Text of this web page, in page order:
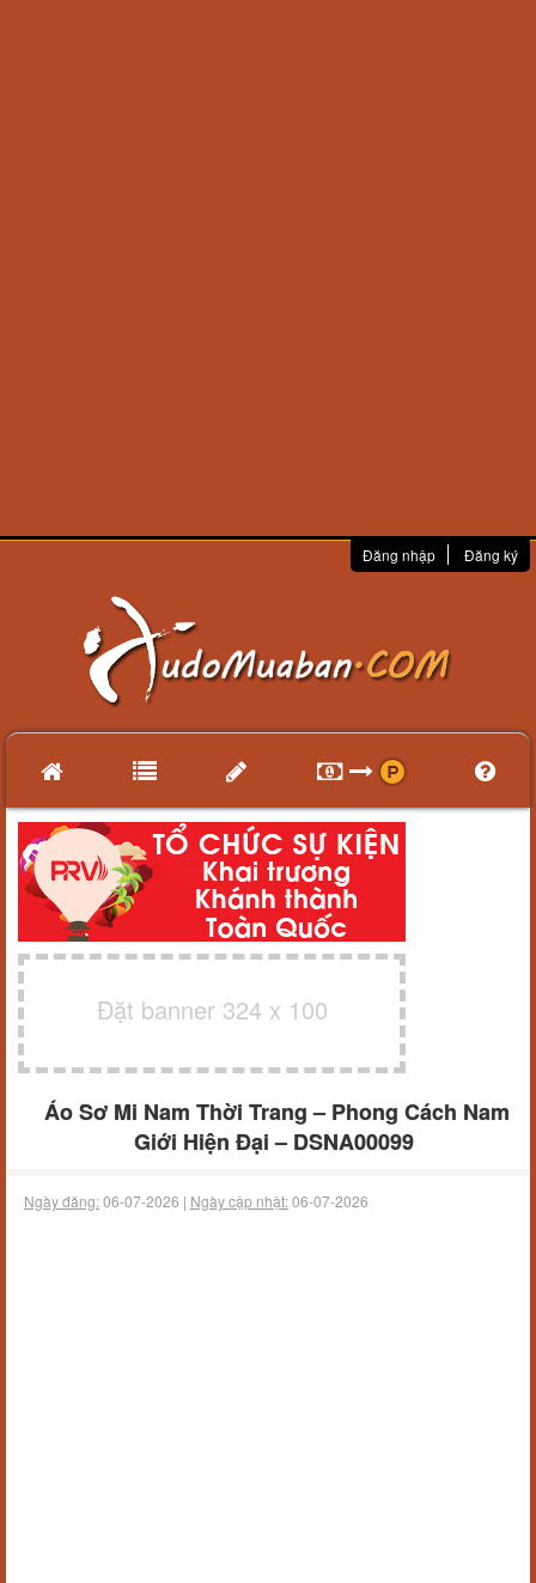
Đăng nhập Đăng ký
Đặt banner 324 x 100
Áo Sơ Mi Nam Thời Trang – Phong Cách Nam
Giới Hiện Đại – DSNA00099
Ngày đăng:06-07-2026 | Ngày cập nhật:06-07-2026